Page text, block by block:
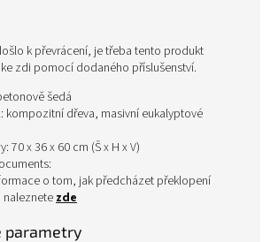
k převrácení, je třeba tento produkt
zdi pomocí dodaného příslušenství.
šedá
kompozitní dřeva, masivní eukalyptové
70 x 36 x 60 cm (Š x H x V)
o tom, jak předcházet překlopení
naleznetezde
parametry